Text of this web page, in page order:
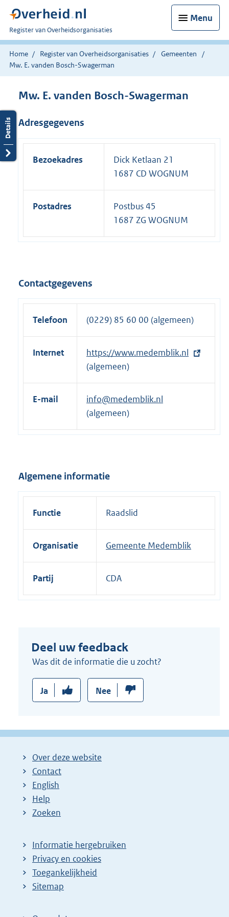
Menu
U
bent
nu
hier:
Register van Overheidsorganisaties
Home Register van Overheidsorganisaties
Gemeenten
Mw. E. vanden Bosch-Swagerman
Mw. E. vanden Bosch-Swagerman
Adresgegevens
Bezoekadres
Dick Ketlaan 21
1687 CD WOGNUM
Postadres
Postbus 45
1687 ZG WOGNUM
Contactgegevens
Telefoon (0229) 85 60 00 (algemeen)
Internet
E
x
t
e
r
e
n
k
https://www.medemblik.nl
(algemeen)
E-mail
info@medemblik.nl
(algemeen)
Algemene informatie
Functie Raadslid
Organisatie Gemeente Medemblik
Partij CDA
Deel uw feedback
Was dit de informatie die u zocht?
Ja Nee
Over deze website
Contact
English
Help
Zoeken
Informatie hergebruiken
Privacy en cookies
Toegankelijkheid
Sitemap